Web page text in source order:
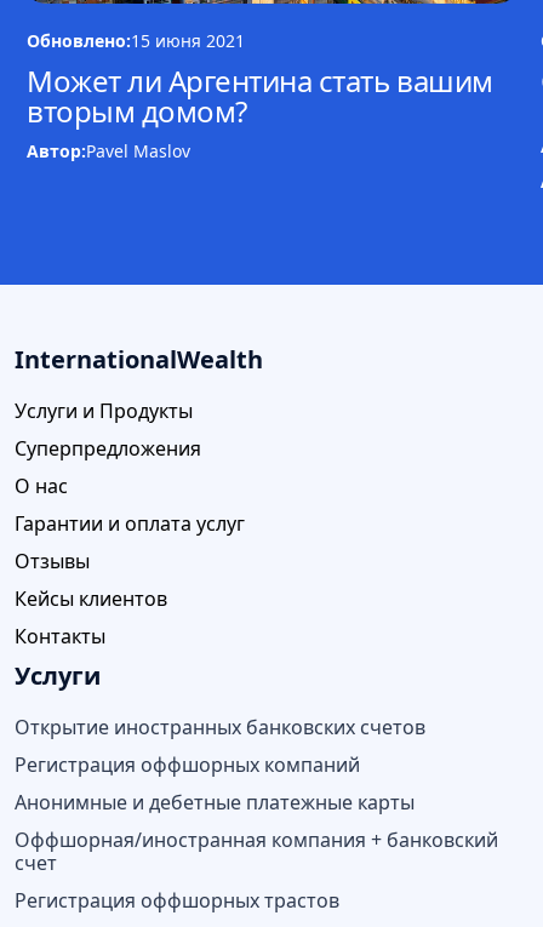
Обновлено:15 июня 2021
Может ли Аргентина стать вашим
вторым домом?
Автор:Pavel Maslov
InternationalWealth
Услуги и Продукты
Суперпредложения
О нас
Гарантии и оплата услуг
Отзывы
Кейсы клиентов
Контакты
Услуги
Открытие иностранных банковских счетов
Регистрация оффшорных компаний
Анонимные и дебетные платежные карты
Оффшорная/иностранная компания + банковский
счет
Регистрация оффшорных трастов